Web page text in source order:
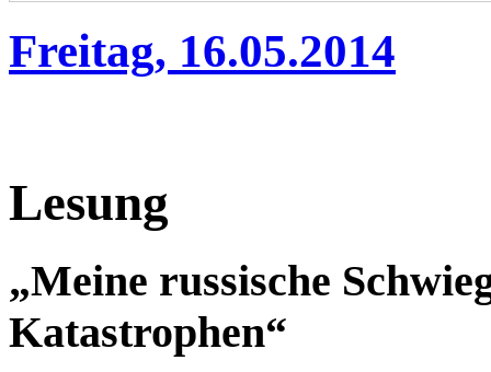
Freitag, 16.05.2014
Lesung
„Meine russische
Katastrophen“